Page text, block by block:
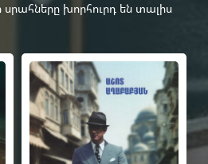
խորհուրդ են տալիս